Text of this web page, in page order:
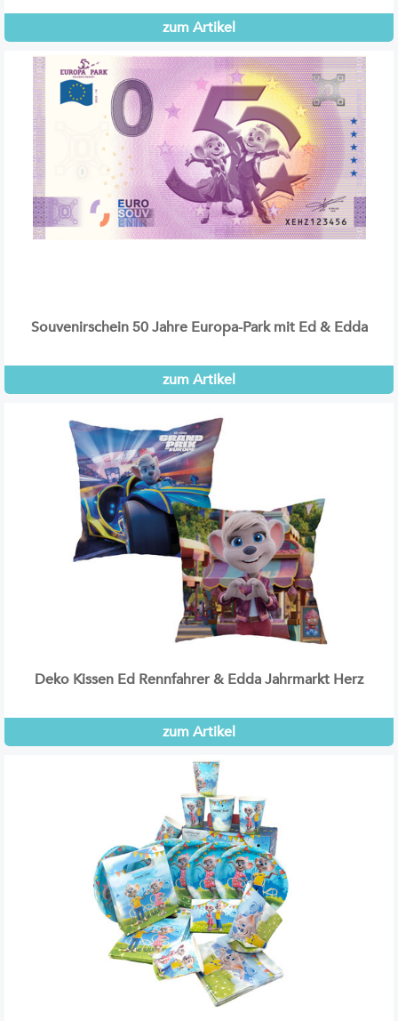
zum Artikel
Souvenirschein 50 Jahre Europa-Park mit Ed & Edda
zum Artikel
Deko Kissen Ed Rennfahrer & Edda Jahrmarkt Herz
zum Artikel